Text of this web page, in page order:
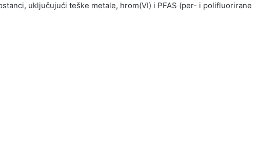
uključujući teške metale, hrom(VI) i PFAS (per- i polifluorirane